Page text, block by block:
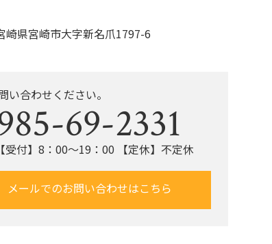
県宮崎市大字新名爪1797-6
い合わせください。
69-2331
【受付】8：00〜19：00 【定休】不定休
メールでのお問い合わせはこちら